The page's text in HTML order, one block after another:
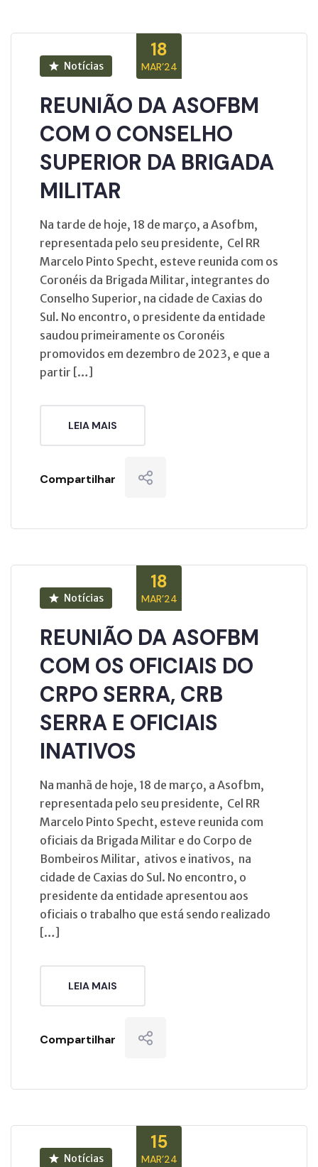
18
MAR’24
Notícias
REUNIÃO DA ASOFBM
COM O CONSELHO
SUPERIOR DA BRIGADA
MILITAR
Na tarde de hoje, 18 de março, a Asofbm,
representada pelo seu presidente, Cel RR
Marcelo Pinto Specht, esteve reunida com os
Coronéis da Brigada Militar, integrantes do
Conselho Superior, na cidade de Caxias do
Sul. No encontro, o presidente da entidade
saudou primeiramente os Coronéis
promovidos em dezembro de 2023, e que a
partir […]
LEIA MAIS
Compartilhar
18
MAR’24
Notícias
REUNIÃO DA ASOFBM
COM OS OFICIAIS DO
CRPO SERRA, CRB
SERRA E OFICIAIS
INATIVOS
Na manhã de hoje, 18 de março, a Asofbm,
representada pelo seu presidente, Cel RR
Marcelo Pinto Specht, esteve reunida com
oficiais da Brigada Militar e do Corpo de
Bombeiros Militar, ativos e inativos, na
cidade de Caxias do Sul. No encontro, o
presidente da entidade apresentou aos
oficiais o trabalho que está sendo realizado
[…]
LEIA MAIS
Compartilhar
15
MAR’24
Notícias